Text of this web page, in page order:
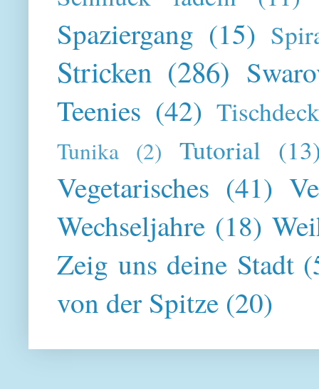
Spaziergang (15)
Stricken (286)
Teenies (42)
Tunika (2) Tutorial
Vegetarisches (41)
Wechseljahre (18)
Zeig uns deine Stadt
von der Spitze (20)